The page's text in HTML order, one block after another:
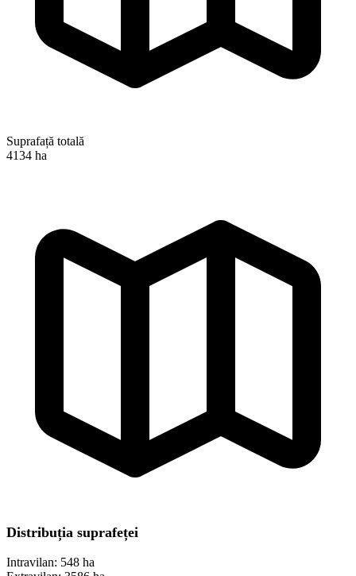
Suprafață totală
4134 ha
Distribuția suprafeței
Intravilan: 548 ha